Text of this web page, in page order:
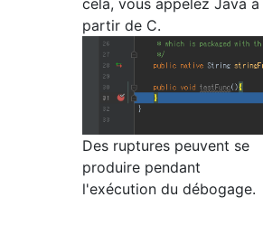
partir de C.
Des ruptures peuvent se
produire pendant
l'exécution du débogage.